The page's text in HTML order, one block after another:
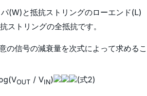
(W)と抵抗ストリングのローエンド(L)
ストリングの全抵抗です。
の信号の減衰量を次式によって求めるこ
OUT / VIN) (式2)